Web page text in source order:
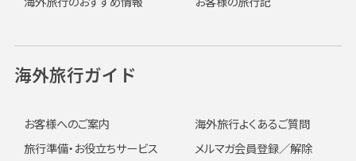
海外旅行ガイド
お客様へのご案内
海外旅行よくあるご質問
旅行準備・お役立ちサービス
メルマガ会員登録／解除